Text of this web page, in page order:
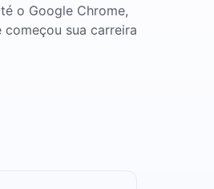
o Google Chrome,
começou sua carreira